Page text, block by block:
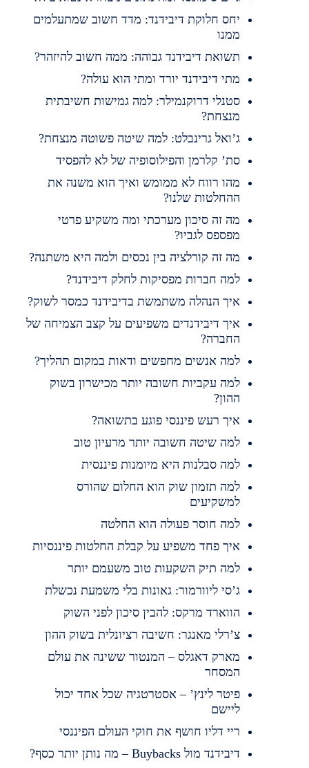
יחס חלוקת דיבידנד: מדד חשוב שמתעלמים
ממנו
תשואת דיבידנד גבוהה: ממה חשוב להיזהר?
מתי דיבידנד יורד ומתי הוא עולה?
סטנלי דרוקנמילר: למה גמישות חשיבתית
מנצחת?
ג’ואל גרינבלט: למה שיטה פשוטה מנצחת?
סת’ קלרמן והפילוסופיה של לא להפסיד
מהו רווח לא ממומש ואיך הוא משנה את
ההחלטות שלנו?
מה זה סיכון מערכתי ומה משקיע פרטי
מפספס לגביו?
מה זה קורלציה בין נכסים ולמה היא משתנה?
למה חברות מפסיקות לחלק דיבידנד?
איך הנהלה משתמשת בדיבידנד כמסר לשוק?
איך דיבידנדים משפיעים על קצב הצמיחה של
החברה?
למה אנשים מחפשים ודאות במקום תהליך?
למה עקביות חשובה יותר מכישרון בשוק
ההון?
איך רעש פיננסי פוגע בתשואה?
למה שיטה חשובה יותר מרעיון טוב
למה סבלנות היא מיומנות פיננסית
למה תזמון שוק הוא החלום שהורס
למשקיעים
למה חוסר פעולה הוא החלטה
איך פחד משפיע על קבלת החלטות פיננסיות
למה תיק השקעות טוב משעמם יותר
ג’סי ליוורמור: גאונות בלי משמעת נכשלת
הווארד מרקס: להבין סיכון לפני השוק
צ’רלי מאנגר: חשיבה רציונלית בשוק ההון
מארק דאגלס – המנטור ששינה את עולם
המסחר
פיטר לינץ’ – אסטרטגיה שכל אחד יכול
ליישם
ריי דליו חושף את חוקי העולם הפיננסי
דיבידנד מול Buybacks – מה נותן יותר כסף?